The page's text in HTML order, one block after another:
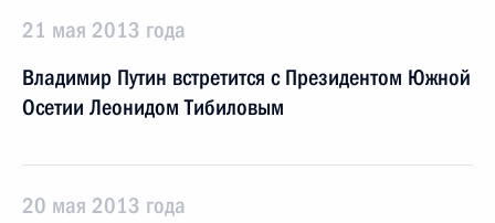
21 мая 2013 года
Владимир Путин встретится с Президентом Южной
Осетии Леонидом Тибиловым
20 мая 2013 года